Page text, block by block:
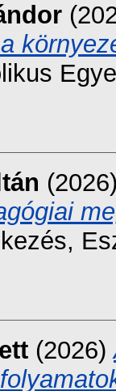
(2026)